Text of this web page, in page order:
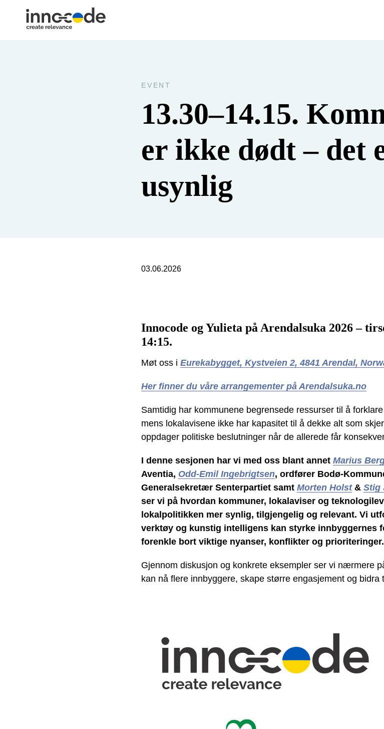
EVENT
13.30–14.15.
er ikke dødt – det
usynlig
03.06.2026
Innocode og Yulieta på Arendalsuka 2026 –
14:15.
Møt oss i Eurekabygget, Kystveien 2, 4841 Arendal,
Her finner du våre arrangementer på Arendalsuka.no
Samtidig har kommunene begrensede ressurser til å
mens lokalavisene ikke har kapasitet til å dekke alt som
oppdager politiske beslutninger når de allerede får
I denne sesjonen har vi med oss blant annet Marius
Aventia, Odd-Emil Ingebrigtsen, ordfører Bodø-
Generalsekretær Senterpartiet samt Morten Holst& Stig
ser vi på hvordan kommuner, lokalaviser og
lokalpolitikken mer synlig, tilgjengelig og relevant. Vi
verktøy og kunstig intelligens kan styrke innbyggernes
forenkle bort viktige nyanser, konflikter og prioriteringer.
Gjennom diskusjon og konkrete eksempler ser vi nærmere
kan nå flere innbyggere, skape større engasjement og bidra